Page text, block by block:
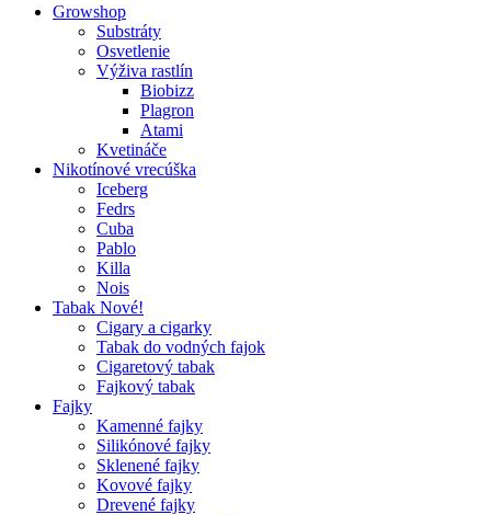
Growshop
Substráty
Osvetlenie
Výživa rastlín
Biobizz
Plagron
Atami
Kvetináče
Nikotínové vrecúška
Iceberg
Fedrs
Cuba
Pablo
Killa
Nois
Tabak Nové!
Cigary a cigarky
Tabak do vodných fajok
Cigaretový tabak
Fajkový tabak
Fajky
Kamenné fajky
Silikónové fajky
Sklenené fajky
Kovové fajky
Drevené fajky